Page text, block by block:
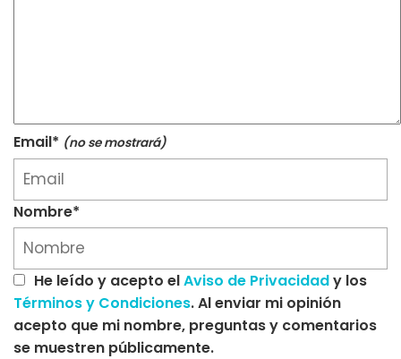
Email* (no se mostrará)
Nombre*
He leído y acepto elAviso de Privacidady los
Términos y Condiciones. Al enviar mi opinión
acepto que mi nombre, preguntas y comentarios
se muestren públicamente.